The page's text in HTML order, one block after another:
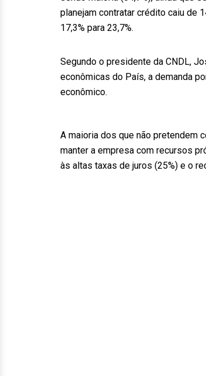
planejam contratar crédito caiu de
17,3% para 23,7%.
Segundo o presidente da CNDL,
econômicas do País, a demanda
econômico.
A maioria dos que não pretendem
manter a empresa com recursos
às altas taxas de juros (25%) e o